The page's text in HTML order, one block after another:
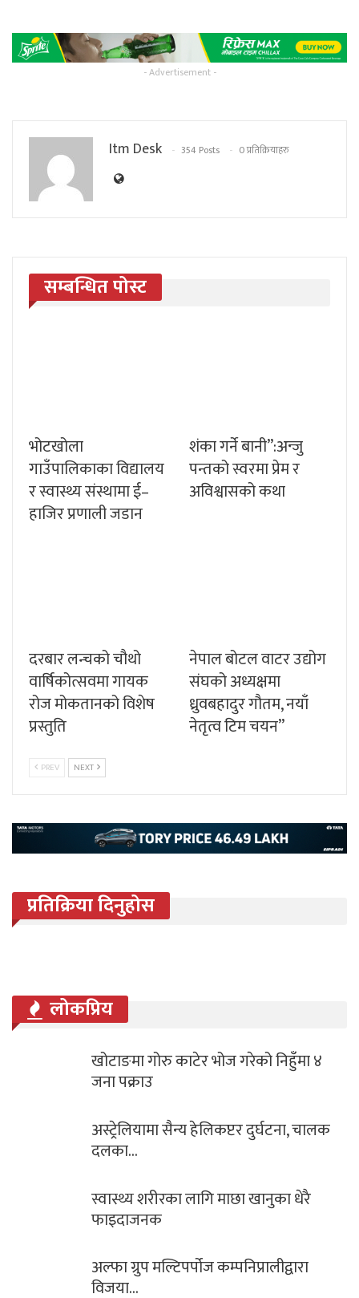
- Advertisement -
Itm Desk 354 Posts 0 प्रतिक्रियाहरु
सम्बन्धित पोस्ट
भोटखोला
गाउँपालिकाका विद्यालय
र स्वास्थ्य संस्थामा ई–
हाजिर प्रणाली जडान
शंका गर्ने बानी”:अन्जु
पन्तको स्वरमा प्रेम र
अविश्वासको कथा
दरबार लन्चको चौथो
वार्षिकोत्सवमा गायक
रोज मोकतानको विशेष
प्रस्तुति
नेपाल बोटल वाटर उद्योग
संघको अध्यक्षमा
ध्रुवबहादुर गौतम, नयाँ
नेतृत्व टिम चयन”
PREV NEXT
प्रतिक्रिया दिनुहोस
लोकप्रिय
खोटाङमा गोरु काटेर भोज गरेको निहुँमा ४
जना पक्राउ
अस्ट्रेलियामा सैन्य हेलिकप्टर दुर्घटना, चालक
दलका…
स्वास्थ्य शरीरका लागि माछा खानुका धेरै
फाइदाजनक
अल्फा ग्रुप मल्टिपर्पोज कम्पनिप्रालीद्वारा
विजया…